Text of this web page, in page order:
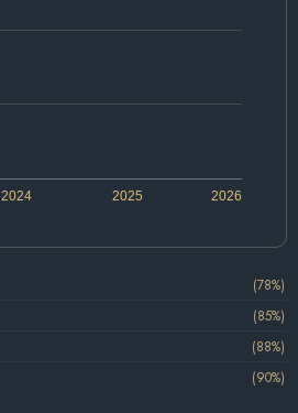
2024 2026
2025
(78%)
(85%)
(88%)
(90%)